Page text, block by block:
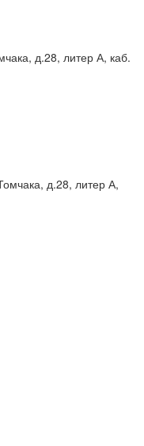
д.28, литер А, каб.
д.28, литер А,